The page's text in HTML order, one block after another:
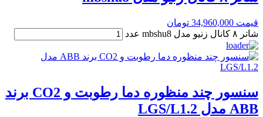
قیمت 34,960,000 تومان
شاتر ۸ کانال زنیو مدل mbshu8 عدد
سنسور چند منظوره دما رطوبت و CO2 برند
ABB مدل LGS/L1.2